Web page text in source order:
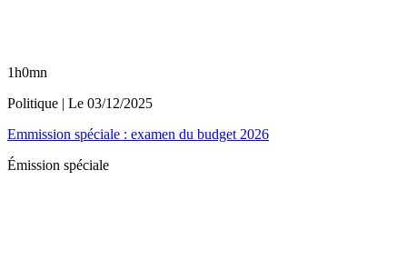
1h0mn
Politique | Le 03/12/2025
Emmission spéciale : examen du budget 2026
Émission spéciale